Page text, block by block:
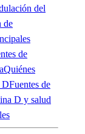
del
de
de
Quiénes
DFuentes de
D y salud